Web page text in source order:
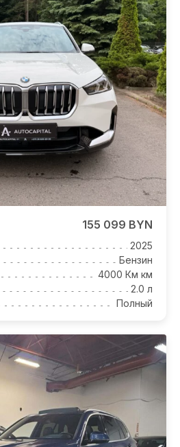
155 099 BYN
2025
Бензин
4000 Км км
2.0 л
Полный